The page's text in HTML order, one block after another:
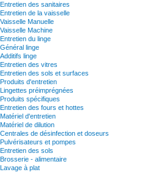
Entretien des sanitaires
Entretien de la vaisselle
Vaisselle Manuelle
Vaisselle Machine
Entretien du linge
Général linge
Additifs linge
Entretien des vitres
Entretien des sols et surfaces
Produits d'entretien
Lingettes préimprégnées
Produits spécifiques
Entretien des fours et hottes
Matériel d'entretien
Matériel de dilution
Centrales de désinfection et doseurs
Pulvérisateurs et pompes
Entretien des sols
Brosserie - alimentaire
Lavage à plat